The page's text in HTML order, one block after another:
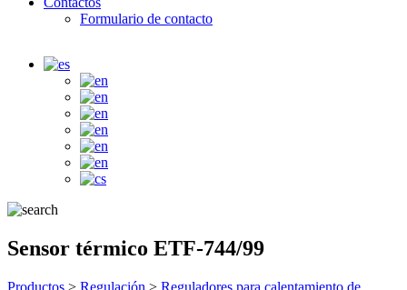
Formulario de contacto
Sensor térmico ETF-744/99
Productos > Regulación > Reguladores para calentamiento de